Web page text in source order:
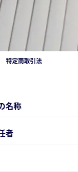
特定商取引法
名称
者